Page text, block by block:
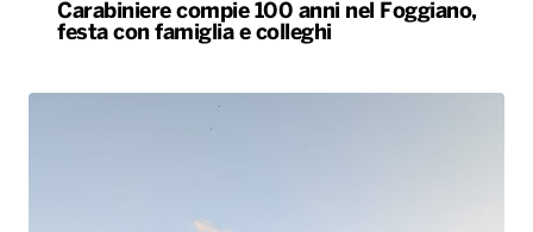
Carabiniere compie 100 anni nel Foggiano,
festa con famiglia e colleghi